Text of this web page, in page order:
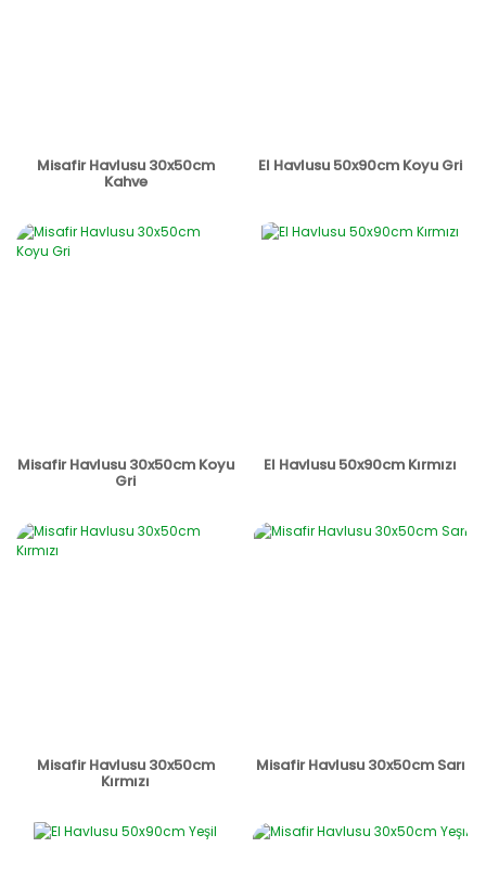
Misafir Havlusu 30x50cm
Kahve
El Havlusu 50x90cm Koyu Gri
Misafir Havlusu 30x50cm Koyu
Gri
El Havlusu 50x90cm Kırmızı
Misafir Havlusu 30x50cm
Kırmızı
Misafir Havlusu 30x50cm Sarı